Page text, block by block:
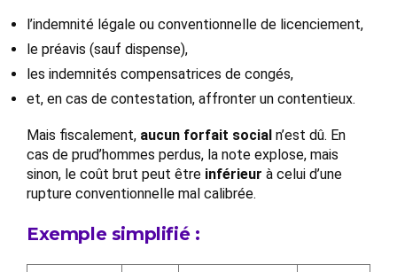
l’indemnité légale ou conventionnelle de licenciement,
le préavis (sauf dispense),
les indemnités compensatrices de congés,
et, en cas de contestation, affronter un contentieux.
Mais fiscalement, aucun forfait social n’est dû. En
cas de prud’hommes perdus, la note explose, mais
sinon, le coût brut peut être inférieur à celui d’une
rupture conventionnelle mal calibrée.
Exemple simplifié :